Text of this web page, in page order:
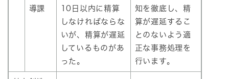
導課
10日以内に精算
しなければならな
いが、精算が遅延
しているものがあ
った。
知を徹底し、精
算が遅延するこ
とのないよう適
正な事務処理を
行います。